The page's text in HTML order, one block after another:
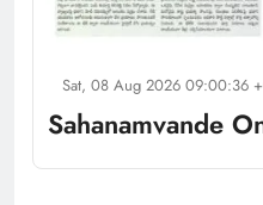
Sat, 08 Aug 2026 09:00:36
Sahanamvande